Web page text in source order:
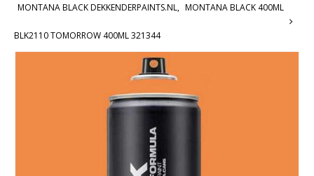
MONTANA BLACK DEKKENDERPAINTS.NL, MONTANA BLACK 400ML
BLK2110 TOMORROW 400ML 321344